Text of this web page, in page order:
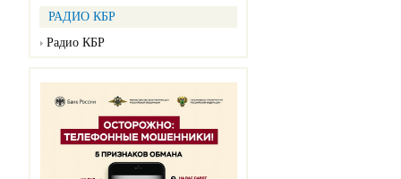
РАДИО КБР
Радио КБР